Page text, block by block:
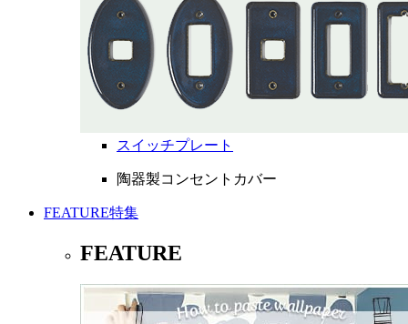
スイッチプレート
陶器製コンセントカバー
FEATURE特集
FEATURE